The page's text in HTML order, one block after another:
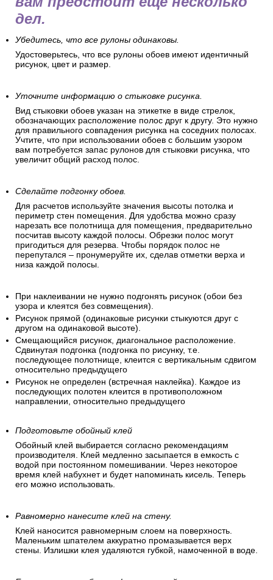
дел.
Убедитесь, что все рулоны одинаковы.
Удостоверьтесь, что все рулоны обоев имеют идентичный
рисунок, цвет и размер.
Уточните информацию о стыковке рисунка.
Вид стыковки обоев указан на этикетке в виде стрелок,
обозначающих расположение полос друг к другу. Это нужно
для правильного совпадения рисунка на соседних полосах.
Учтите, что при использовании обоев с большим узором
вам потребуется запас рулонов для стыковки рисунка, что
увеличит общий расход полос.
Сделайте подгонку обоев.
Для расчетов используйте значения высоты потолка и
периметр стен помещения. Для удобства можно сразу
нарезать все полотнища для помещения, предварительно
посчитав высоту каждой полосы. Обрезки полос могут
пригодиться для резерва. Чтобы порядок полос не
перепутался – пронумеруйте их, сделав отметки верха и
низа каждой полосы.
При наклеивании не нужно подгонять рисунок (обои без
узора и клеятся без совмещения).
Рисунок прямой (одинаковые рисунки стыкуются друг с
другом на одинаковой высоте).
Смещающийся рисунок, диагональное расположение.
Сдвинутая подгонка (подгонка по рисунку, т.е.
последующее полотнище, клеится с вертикальным сдвигом
относительно предыдущего
Рисунок не определен (встречная наклейка). Каждое из
последующих полотен клеится в противоположном
направлении, относительно предыдущего
Подготовьте обойный клей
Обойный клей выбирается согласно рекомендациям
производителя. Клей медленно засыпается в емкость с
водой при постоянном помешивании. Через некоторое
время клей набухнет и будет напоминать кисель. Теперь
его можно использовать.
Равномерно нанесите клей на стену.
Клей наносится равномерным слоем на поверхность.
Маленьким шпателем аккуратно промазывается верх
стены. Излишки клея удаляются губкой, намоченной в воде.